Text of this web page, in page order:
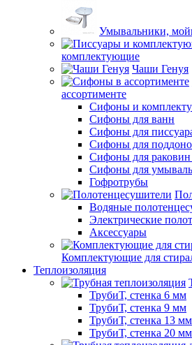
Умывальники,
комплектующие
Чаши Генуя
ассортименте
Сифоны и
Сифоны для ванн
Сифоны для
Сифоны для
Сифоны для
Сифоны для
Гофротрубы
Водяные
Электрические
Аксессуары
Комплектующие для
Теплоизоляция
ТрубиТ, стенка 6 мм
ТрубиТ, стенка 9 мм
ТрубиТ, стенка 13 мм
ТрубиТ, стенка 20 мм